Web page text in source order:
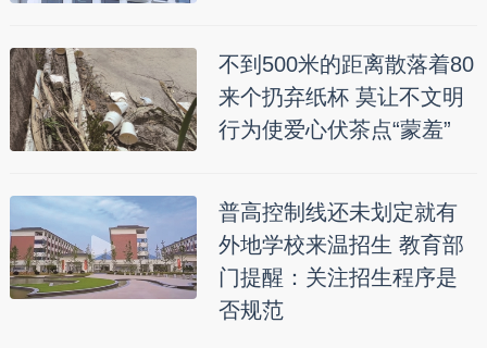
不到500米的距离散落着80
来个扔弃纸杯 莫让不文明
行为使爱心伏茶点“蒙羞”
普高控制线还未划定就有
外地学校来温招生 教育部
门提醒：关注招生程序是
否规范